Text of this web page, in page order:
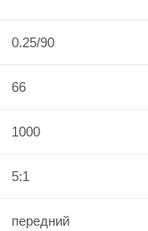
0.25/90
66
1000
5:1
передний